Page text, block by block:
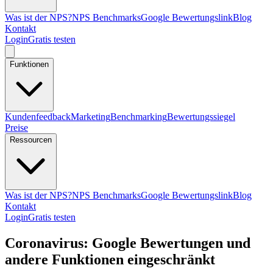
Was ist der NPS?NPS BenchmarksGoogle BewertungslinkBlog
Kontakt
LoginGratis testen
Funktionen
KundenfeedbackMarketingBenchmarkingBewertungssiegel
Preise
Ressourcen
Was ist der NPS?NPS BenchmarksGoogle BewertungslinkBlog
Kontakt
LoginGratis testen
Coronavirus: Google Bewertungen und
andere Funktionen eingeschränkt